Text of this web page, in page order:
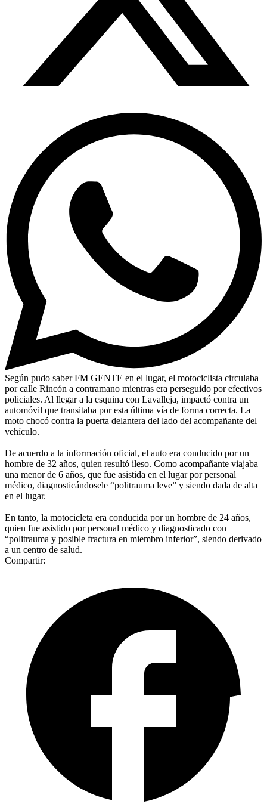
Según pudo saber FM GENTE en el lugar, el motociclista circulaba
por calle Rincón a contramano mientras era perseguido por efectivos
policiales. Al llegar a la esquina con Lavalleja, impactó contra un
automóvil que transitaba por esta última vía de forma correcta. La
moto chocó contra la puerta delantera del lado del acompañante del
vehículo.
De acuerdo a la información oficial, el auto era conducido por un
hombre de 32 años, quien resultó ileso. Como acompañante viajaba
una menor de 6 años, que fue asistida en el lugar por personal
médico, diagnosticándosele “politrauma leve” y siendo dada de alta
en el lugar.
En tanto, la motocicleta era conducida por un hombre de 24 años,
quien fue asistido por personal médico y diagnosticado con
“politrauma y posible fractura en miembro inferior”, siendo derivado
a un centro de salud.
Compartir: